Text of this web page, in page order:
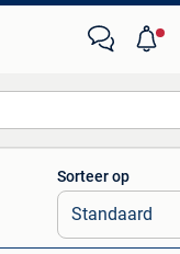
Alle afstanden…
Sorteer op